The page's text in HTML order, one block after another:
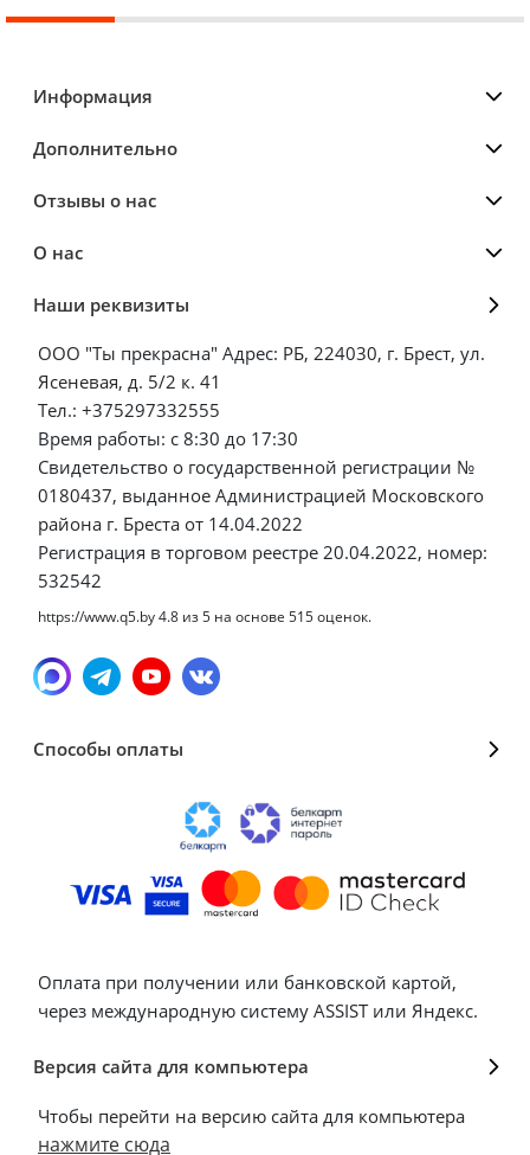
Информация
Дополнительно
Отзывы о нас
О нас
Наши реквизиты
ООО "Ты прекрасна" Адрес: РБ, 224030, г. Брест, ул.
Ясеневая, д. 5/2 к. 41
Тел.: +375297332555
Время работы: с 8:30 до 17:30
Свидетельство о государственной регистрации №
0180437, выданное Администрацией Московского
района г. Бреста от 14.04.2022
Регистрация в торговом реестре 20.04.2022, номер:
532542
https://www.q5.by4.8 из5 на основе 515оценок.
Способы оплаты
Оплата при получении или банковской картой,
через международную систему ASSIST или Яндекс.
Версия сайта для компьютера
Чтобы перейти на версию сайта для компьютера
нажмите сюда